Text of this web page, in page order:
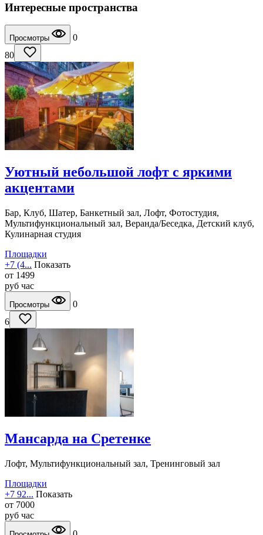
Интересные пространства
Просмотры
0
80
Уютный небольшой лофт с яркими
акцентами
Бар, Клуб, Шатер, Банкетный зал, Лофт, Фотостудия,
Мультифункциональный зал, Веранда/Беседка, Детский клуб,
Кулинарная студия
Площадки
+7 (4... Показать
от 1499
руб час
Просмотры
0
6
Мансарда на Сретенке
Лофт, Мультифункциональный зал, Тренинговый зал
Площадки
+7 92... Показать
от 7000
руб час